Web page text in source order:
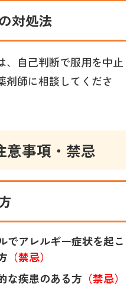
対処法
、自己判断で服用を中止
剤師に相談してくださ
意事項・禁忌
でアレルギー症状を起こ
（禁忌）
な疾患のある方 （禁忌）